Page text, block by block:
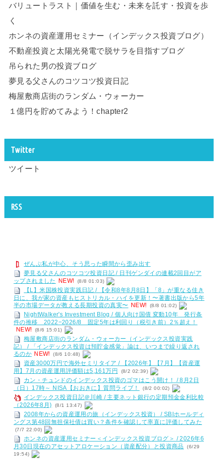
バリュートラスト｜価値を生む・未来を託す・投資を歩
く
ホンネの資産運用セミナー（インデックス投資ブログ）
不動産投資と太陽光発電で脱サラを目指すブログ
吊られた男の投資ブログ
夢見る父さんのコツコツ投資日記
梅屋敷商店街のランダム・ウォーカー
１億円を貯めてみよう！chapter2
Twitter
ツイート
RSS
ぜんぶ私が中心、そう思った瞬間から歪み出す
夢見る父さんのコツコツ投資日記 / 日刊ゲンダイの連載2回目がア
ップされました
NEW! (8/8 01:03)
【L】米国株投資実践日記 / 【令和8年8月8日】「8」が重なる佳き
日に、我が家の資産もヒストリカル・ハイを更新！〜著書出版から5年
半の市場データが教える長期投資の真実〜 NEW! (8/8 01:02)
NightWalker's Investment Blog / 個人向け国債 変動10年 発行条
件の推移 2022−2026/8 固定5年は利回り（税引き前）2％超え！
NEW!
(8/6 15:01)
梅屋敷商店街のランダム・ウォーカー（インデックス投資実践
記） / 「インデックス投資は預貯金感覚」論は、いつまで繰り返され
るのか NEW! (8/6 10:48)
資産3000万円で海外セミリタイア / 【2026年】【7月】【資産運
用】7月の資産運用評価額は5,161万円
(8/2 02:39)
カン・チュンドのインデックス投資のゴマはこう開け！ / 8月2日
（日）17時～ NISA【おおきに】質問ライブ！
(8/2 00:02)
インデックス投資日記＠川崎 / 主要ネット銀行の定期預金金利比較
（2026年8月)
(8/1 13:47)
2008年からの資産運用の旅（インデックス投資） / SBIホールディ
ングス第48回無担保社債は買い？条件を確認して率直に評価してみた
(7/7 22:00)
ホンネの資産運用セミナー＜インデックス投資ブログ＞ / 2026年6
月30日現在のアセットアロケーション（資産配分）と投資商品
(6/29
19:54)